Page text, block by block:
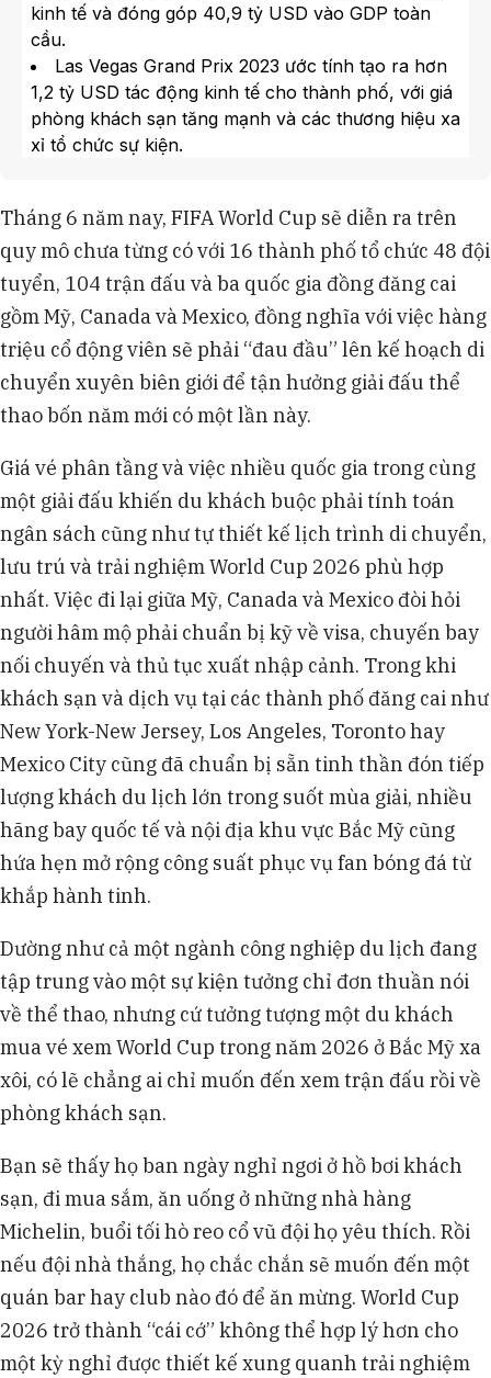
kinh tế và đóng góp 40,9 tỷ USD vào GDP toàn
cầu.
Las Vegas Grand Prix 2023 ước tính tạo ra hơn
1,2 tỷ USD tác động kinh tế cho thành phố, với giá
phòng khách sạn tăng mạnh và các thương hiệu xa
xỉ tổ chức sự kiện.
khách sạn, ẩm thực, mua sắm và giải trí, lan tỏa
sang các nước lân cận.
Thị trường du lịch thể thao toàn cầu được định
giá 564 tỷ USD vào năm 2023 và dự kiến vượt
1.300 tỷ USD vào năm 2032, trở thành phân khúc
tăng trưởng nhanh nhất.
World of Hyatt hợp tác với đội đua Audi Revolut
F1 Team, Marriott Bonvoy hợp tác với Mercedes-
quyền.
Tháng 6 năm nay, FIFA World Cup sẽ diễn ra trên
quy mô chưa từng có với 16 thành phố tổ chức 48 đội
tuyển, 104 trận đấu và ba quốc gia đồng đăng cai
gồm Mỹ, Canada và Mexico, đồng nghĩa với việc hàng
triệu cổ động viên sẽ phải “đau đầu” lên kế hoạch di
chuyển xuyên biên giới để tận hưởng giải đấu thể
thao bốn năm mới có một lần này.
Giá vé phân tầng và việc nhiều quốc gia trong cùng
một giải đấu khiến du khách buộc phải tính toán
ngân sách cũng như tự thiết kế lịch trình di chuyển,
lưu trú và trải nghiệm World Cup 2026 phù hợp
nhất. Việc đi lại giữa Mỹ, Canada và Mexico đòi hỏi
người hâm mộ phải chuẩn bị kỹ về visa, chuyến bay
nối chuyến và thủ tục xuất nhập cảnh. Trong khi
khách sạn và dịch vụ tại các thành phố đăng cai như
New York-New Jersey, Los Angeles, Toronto hay
Mexico City cũng đã chuẩn bị sẵn tinh thần đón tiếp
lượng khách du lịch lớn trong suốt mùa giải, nhiều
hãng bay quốc tế và nội địa khu vực Bắc Mỹ cũng
hứa hẹn mở rộng công suất phục vụ fan bóng đá từ
khắp hành tinh.
Dường như cả một ngành công nghiệp du lịch đang
tập trung vào một sự kiện tưởng chỉ đơn thuần nói
về thể thao, nhưng cứ tưởng tượng một du khách
mua vé xem World Cup trong năm 2026 ở Bắc Mỹ xa
xôi, có lẽ chẳng ai chỉ muốn đến xem trận đấu rồi về
phòng khách sạn.
Bạn sẽ thấy họ ban ngày nghỉ ngơi ở hồ bơi khách
sạn, đi mua sắm, ăn uống ở những nhà hàng
Michelin, buổi tối hò reo cổ vũ đội họ yêu thích. Rồi
nếu đội nhà thắng, họ chắc chắn sẽ muốn đến một
quán bar hay club nào đó để ăn mừng. World Cup
2026 trở thành “cái cớ” không thể hợp lý hơn cho
một kỳ nghỉ được thiết kế xung quanh trải nghiệm